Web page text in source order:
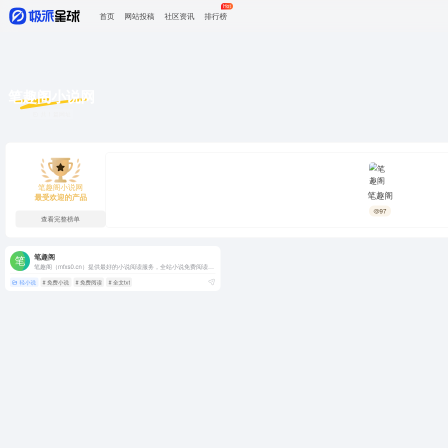
首页 网站投稿 社区资讯 排行榜
Hot
笔趣阁小说网
笔趣阁小说网
最受欢迎的产品
查看完整榜单
笔趣阁
97
笔趣阁
轻小说 # 免费小说 # 免费阅读 # 全文txt